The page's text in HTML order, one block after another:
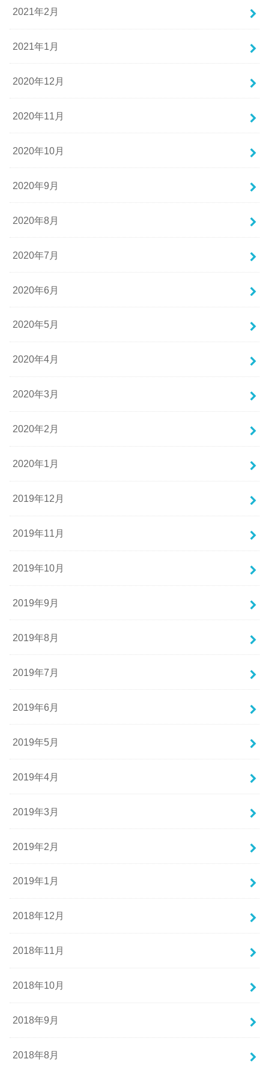
2021年2月
2021年1月
2020年12月
2020年11月
2020年10月
2020年9月
2020年8月
2020年7月
2020年6月
2020年5月
2020年4月
2020年3月
2020年2月
2020年1月
2019年12月
2019年11月
2019年10月
2019年9月
2019年8月
2019年7月
2019年6月
2019年5月
2019年4月
2019年3月
2019年2月
2019年1月
2018年12月
2018年11月
2018年10月
2018年9月
2018年8月